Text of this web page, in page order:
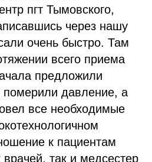
пгт Тымовского,
через нашу
очень быстро. Там
всего приема
предложили
давление, а
все необходимые
к пациентам
так и медсестер